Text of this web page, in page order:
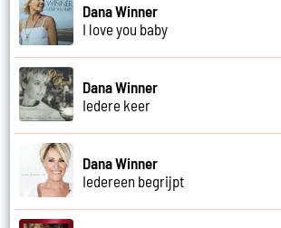
Dana Winner
I love you baby
Dana Winner
Iedere keer
Dana Winner
Iedereen begrijpt